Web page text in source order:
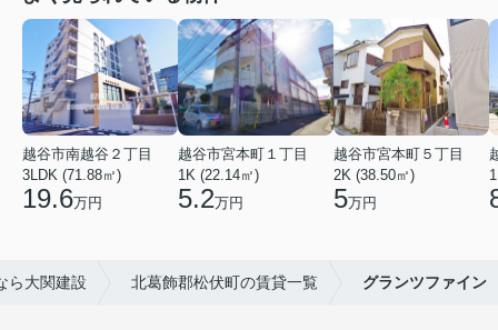
越谷市南越谷２丁目
3LDK (71.88㎡)
19.6万円
越谷市宮本町１丁目
1K (22.14㎡)
5.2万円
越谷市宮本町５丁目
2K (38.50㎡)
5万円
ら大関建設 北葛飾郡松伏町の賃貸一覧 グランツファイン